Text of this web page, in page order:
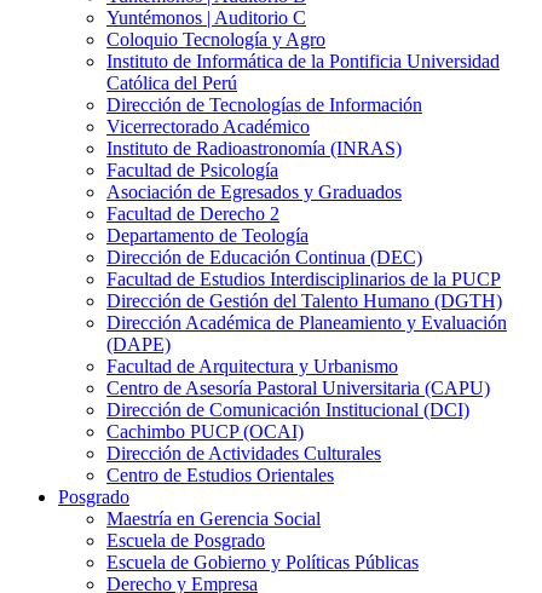
Yuntémonos | Auditorio C
Coloquio Tecnología y Agro
Instituto de Informática de la Pontificia Universidad
Católica del Perú
Dirección de Tecnologías de Información
Vicerrectorado Académico
Instituto de Radioastronomía (INRAS)
Facultad de Psicología
Asociación de Egresados y Graduados
Facultad de Derecho 2
Departamento de Teología
Dirección de Educación Continua (DEC)
Facultad de Estudios Interdisciplinarios de la PUCP
Dirección de Gestión del Talento Humano (DGTH)
Dirección Académica de Planeamiento y Evaluación
(DAPE)
Facultad de Arquitectura y Urbanismo
Centro de Asesoría Pastoral Universitaria (CAPU)
Dirección de Comunicación Institucional (DCI)
Cachimbo PUCP (OCAI)
Dirección de Actividades Culturales
Centro de Estudios Orientales
Posgrado
Maestría en Gerencia Social
Escuela de Posgrado
Escuela de Gobierno y Políticas Públicas
Derecho y Empresa